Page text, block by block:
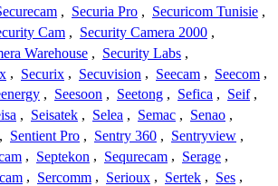
, Securia Pro , Securicom Tunisie ,
Cam , Security Camera 2000 ,
Warehouse , Security Labs ,
, Securix , Secuvision , Seecam , Seecom ,
, Seesoon , Seetong , Sefica , Seif ,
, Seisatek , Selea , Semac , Senao ,
, Sentient Pro , Sentry 360 , Sentryview ,
, Septekon , Sequrecam , Serage ,
, Sercomm , Serioux , Sertek , Ses ,